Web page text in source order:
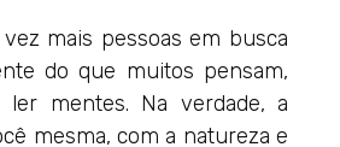
mais pessoas em busca
do que muitos pensam,
mentes. Na verdade, a
mesma, com a natureza e